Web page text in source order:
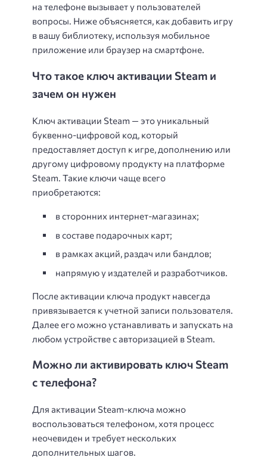
на телефоне вызывает у пользователей
вопросы. Ниже объясняется, как добавить игру
в вашу библиотеку, используя мобильное
приложение или браузер на смартфоне.
Что такое ключ активации Steam и
зачем он нужен
Ключ активации Steam — это уникальный
буквенно-цифровой код, который
предоставляет доступ к игре, дополнению или
другому цифровому продукту на платформе
Steam. Такие ключи чаще всего
приобретаются:
в сторонних интернет-магазинах;
в составе подарочных карт;
в рамках акций, раздач или бандлов;
напрямую у издателей и разработчиков.
После активации ключа продукт навсегда
привязывается к учетной записи пользователя.
Далее его можно устанавливать и запускать на
любом устройстве с авторизацией в Steam.
Можно ли активировать ключ Steam
с телефона?
Для активации Steam-ключа можно
воспользоваться телефоном, хотя процесс
неочевиден и требует нескольких
дополнительных шагов.